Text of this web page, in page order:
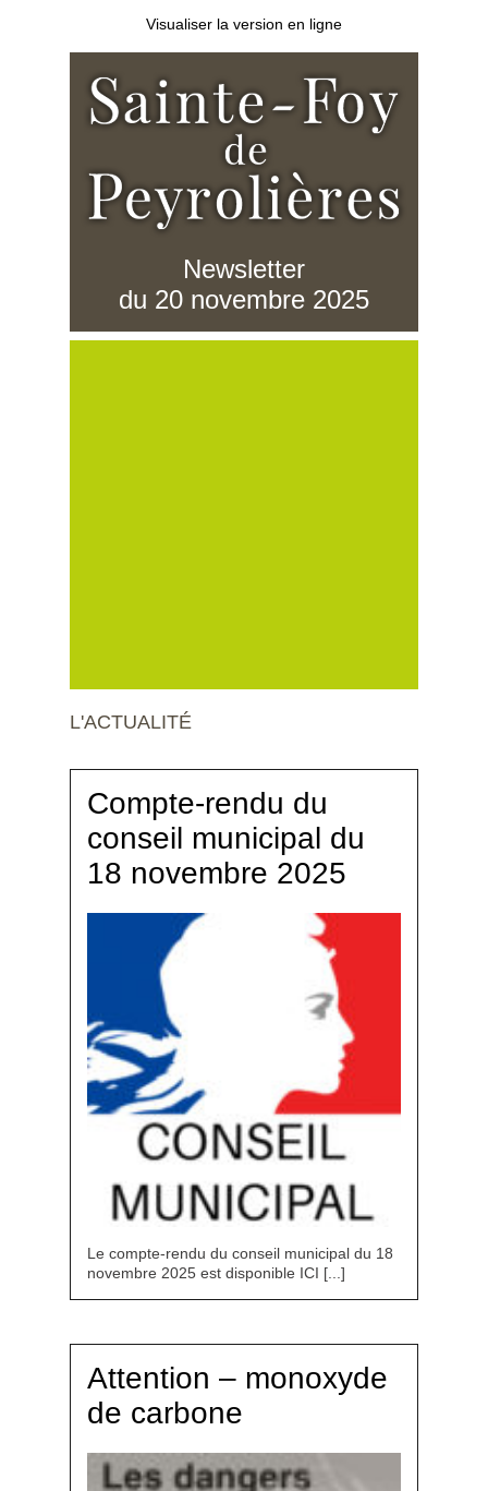
Visualiser la version en ligne
Newsletter
du 20 novembre 2025
L'ACTUALITÉ
Compte-rendu du
conseil municipal du
18 novembre 2025
Le compte-rendu du conseil municipal du 18
novembre 2025 est disponible ICI [...]
Attention – monoxyde
de carbone